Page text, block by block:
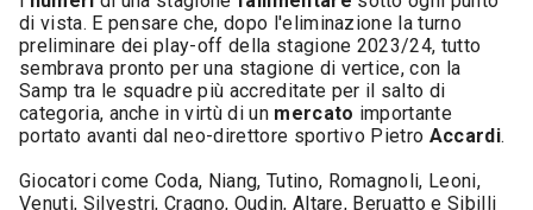
di vista. E pensare che, dopo l'eliminazione la turno
preliminare dei play-off della stagione 2023/24, tutto
sembrava pronto per una stagione di vertice, con la
Samp tra le squadre più accreditate per il salto di
categoria, anche in virtù di un mercato importante
portato avanti dal neo-direttore sportivo Pietro Accardi.
Giocatori come Coda, Niang, Tutino, Romagnoli, Leoni,
Venuti, Silvestri, Cragno, Oudin, Altare, Beruatto e Sibilli